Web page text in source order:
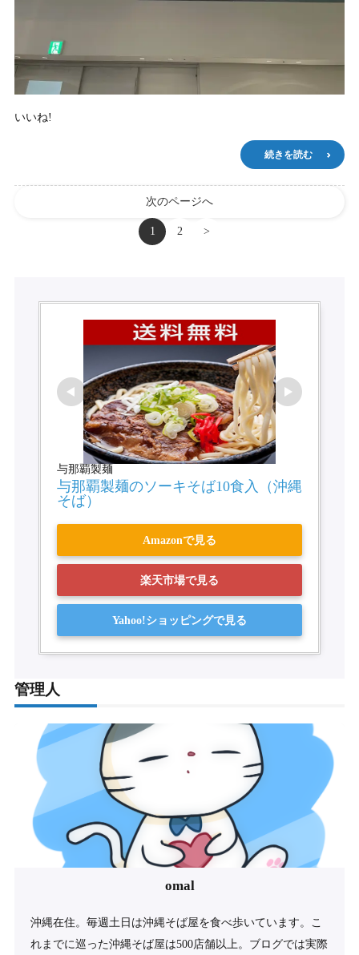
いいね!
続きを読む
次のページへ
1 2 >
与那覇製麺
与那覇製麺のソーキそば10食入（沖縄
そば）
Amazonで見る
楽天市場で見る
Yahoo!ショッピングで見る
管理人
omal
沖縄在住。毎週土日は沖縄そば屋を食べ歩いています。こ
れまでに巡った沖縄そば屋は500店舗以上。ブログでは実際